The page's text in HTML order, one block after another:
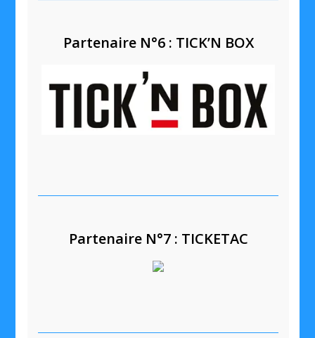
Partenaire N°6 : TICK’N BOX
Partenaire N°7 : TICKETAC